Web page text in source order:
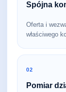
Spójna
Oferta i
właściwego
02
Pomiar